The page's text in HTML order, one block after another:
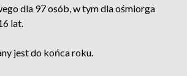
dla 97 osób, w tym dla ośmiorga
lat.
jest do końca roku.